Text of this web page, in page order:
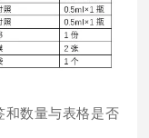
和数量与表格是否